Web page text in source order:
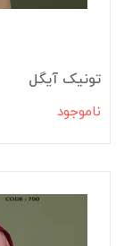
تونیک آیگل
ناموجود